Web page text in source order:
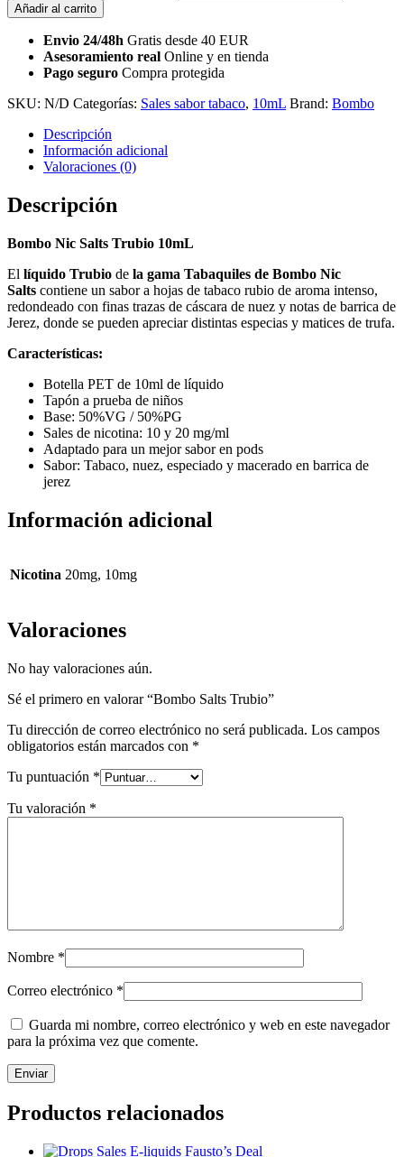
Añadir al carrito
Envio 24/48h Gratis desde 40 EUR
Asesoramiento real Online y en tienda
Pago seguro Compra protegida
SKU: N/D Categorías: Sales sabor tabaco, 10mL Brand: Bombo
Descripción
Información adicional
Valoraciones (0)
Descripción
Bombo Nic Salts Trubio 10mL
El líquido Trubio de la gama Tabaquiles de Bombo Nic
Salts contiene un sabor a hojas de tabaco rubio de aroma intenso,
redondeado con finas trazas de cáscara de nuez y notas de barrica de
Jerez, donde se pueden apreciar distintas especias y matices de trufa.
Características:
Botella PET de 10ml de líquido
Tapón a prueba de niños
Base: 50%VG / 50%PG
Sales de nicotina: 10 y 20 mg/ml
Adaptado para un mejor sabor en pods
Sabor: Tabaco, nuez, especiado y macerado en barrica de
jerez
Información adicional
Nicotina 20mg, 10mg
Valoraciones
No hay valoraciones aún.
Sé el primero en valorar “Bombo Salts Trubio”
Tu dirección de correo electrónico no será publicada. Los campos
obligatorios están marcados con *
Tu puntuación *
Tu valoración *
Nombre *
Correo electrónico *
Guarda mi nombre, correo electrónico y web en este navegador
para la próxima vez que comente.
Productos relacionados